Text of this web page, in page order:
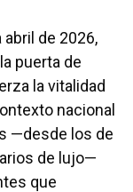
de 2026,
puerta de
la vitalidad
nacional
—desde los de
de lujo—
que